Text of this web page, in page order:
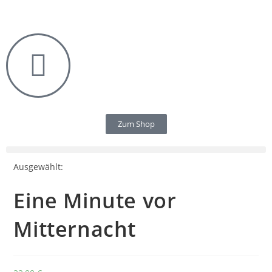
Zum Shop
Ausgewählt:
Eine Minute vor
Mitternacht